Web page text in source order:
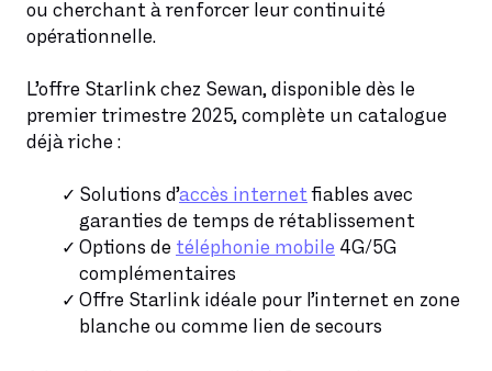
ou cherchant à renforcer leur continuité
opérationnelle.
L’offre Starlink chez Sewan, disponible dès le
premier trimestre 2025, complète un catalogue
déjà riche :
Solutions d’accès internet fiables avec
garanties de temps de rétablissement
Options de téléphonie mobile 4G/5G
complémentaires
Offre Starlink idéale pour l’internet en zone
blanche ou comme lien de secours